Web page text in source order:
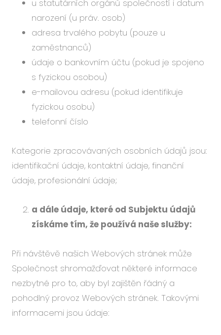
u statutárních orgánů společností i datum
narození (u práv. osob)
adresa trvalého pobytu (pouze u
zaměstnanců)
údaje o bankovním účtu (pokud je spojeno
s fyzickou osobou)
e-mailovou adresu (pokud identifikuje
fyzickou osobu)
telefonní číslo
Kategorie zpracovávaných osobních údajů jsou:
identifikační údaje, kontaktní údaje, finanční
údaje, profesionální údaje;
a dále údaje, které od Subjektu údajů
získáme tím, že používá naše služby:
Při návštěvě našich Webových stránek může
Společnost shromažďovat některé informace
nezbytné pro to, aby byl zajištěn řádný a
pohodlný provoz Webových stránek. Takovými
informacemi jsou údaje: